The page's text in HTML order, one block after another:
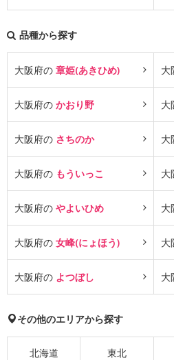
品種から探す
大阪府の 章姫(あきひめ) 大
大阪府の かおり野 大
大阪府の さちのか 大
大阪府の もういっこ 大
大阪府の やよいひめ 大
大阪府の 女峰(にょほう) 大
大阪府の よつぼし 大
その他のエリアから探す
北海道 東北